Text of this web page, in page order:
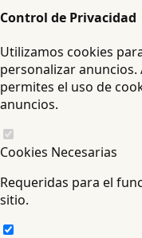
Control de Privacidad
Utilizamos cookies
personalizar anuncios.
permites el uso de
anuncios.
Cookies Necesarias
Requeridas para el
sitio.